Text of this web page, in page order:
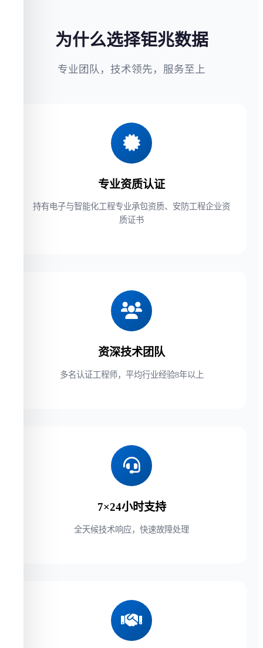
为什么选择钜兆数据
专业团队，技术领先，服务至上
专业资质认证
持有电子与智能化工程专业承包资质、安防工程企业资
质证书
资深技术团队
多名认证工程师，平均行业经验8年以上
7×24小时支持
全天候技术响应，快速故障处理